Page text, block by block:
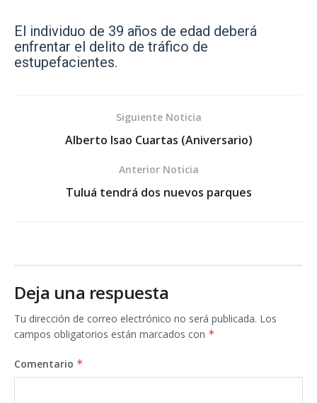
El individuo de 39 años de edad deberá
enfrentar el delito de tráfico de
estupefacientes.
Siguiente Noticia
Alberto Isao Cuartas (Aniversario)
Anterior Noticia
Tuluá tendrá dos nuevos parques
Deja una respuesta
Tu dirección de correo electrónico no será publicada. Los
campos obligatorios están marcados con *
Comentario *